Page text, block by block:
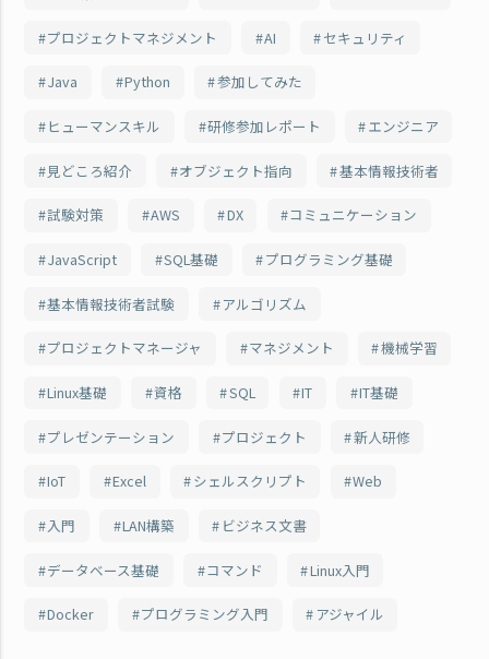
プロジェクトマネジメント AI セキュリティ
Java Python 参加してみた
ヒューマンスキル 研修参加レポート エンジニア
見どころ紹介 オブジェクト指向 基本情報技術者
試験対策 AWS DX コミュニケーション
JavaScript SQL基礎 プログラミング基礎
基本情報技術者試験 アルゴリズム
プロジェクトマネージャ マネジメント 機械学習
Linux基礎 資格 SQL IT IT基礎
プレゼンテーション プロジェクト 新人研修
IoT Excel シェルスクリプト Web
入門 LAN構築 ビジネス文書
データベース基礎 コマンド Linux入門
Docker プログラミング入門 アジャイル